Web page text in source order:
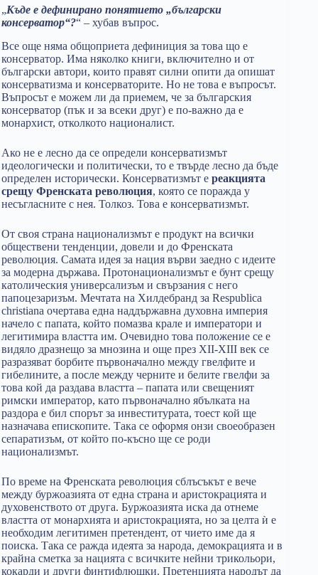
„Къде е дефинирано понятието „български
консерватор“?“ – хубав въпрос.
Все още няма общоприета дефиниция за това що е
консерватор. Има няколко книги, включително и от
български автори, които правят силни опити да опишат
консерватизма и консерваторите. Но не това е въпросът.
Въпросът е можем ли да приемем, че за българския
консерватор (пък и за всеки друг) е по-важно да е
монархист, отколкото националист.
Ако не е лесно да се определи консерватизмът
идеологически и политически, то е твърде лесно да бъде
определен исторически. Консерватизмът е реакцията
срещу Френската революция, която се поражда у
несъгласните с нея. Толкоз. Това е консерватизмът.
От своя страна национализмът е продукт на всички
обществени тенденции, довели и до Френската
революция. Самата идея за нация върви заедно с идеите
за модерна държава. Протонационализмът е бунт срещу
католическия универсализъм и свързания с него
папоцезаризъм. Мечтата на Хилдебранд за Respublica
christiana очертава една наддържавна духовна империя
начело с папата, който помазва крале и императори и
легитимира властта им. Очевидно това положение се е
видяло дразнещо за мнозина и още през XII-XIII век се
разразяват борбите първоначално между гвелфите и
гибелините, а после между черните и белите гвелфи за
това кой да раздава властта – папата или свещеният
римски император, като първоначално ябълката на
раздора е бил спорът за инвеститурата, тоест кой ще
назначава епископите. Така се оформя онзи своеобразен
сепаратизъм, от който по-късно ще се роди
национализмът.
По време на Френската революция сблъсъкът е вече
между буржоазията от една страна и аристокрацията и
духовенството от друга. Буржоазията иска да отнеме
властта от монархията и аристокрацията, но за целта ѝ е
необходим легитимен претендент, от чието име да я
поиска. Така се ражда идеята за народа, демокрацията и в
крайна сметка за нацията с всичките нейни трикольори,
кокарди и други финтифлюшки. Претенцията народът да